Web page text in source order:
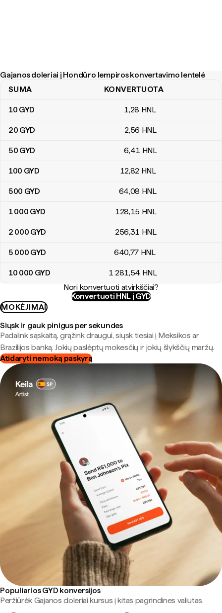
Gajanos doleriai į Hondūro lempiros konvertavimo lentelė
Gajanos doleriai į Hondūro lempiros konvertavimo lentelė
SUMA KONVERTUOTA
10 GYD 1,28 HNL
20 GYD 2,56 HNL
50 GYD 6,41 HNL
100 GYD 12,82 HNL
500 GYD 64,08 HNL
1 000 GYD 128,15 HNL
2 000 GYD 256,31 HNL
5 000 GYD 640,77 HNL
10 000 GYD 1 281,54 HNL
Nori konvertuoti atvirkščiai?
Konvertuoti HNL į GYD
MOKĖJIMAI
Siųsk ir gauk pinigus per sekundes
Padalink sąskaitą, grąžink draugui, siųsk tiesiai į Meksikos ar
Brazilijos banką. Jokių paslėptų mokesčių ir jokių šlykščių maržų.
Atidaryti nemoką paskyrą
Populiarios GYD konversijos
Peržiūrėk Gajanos doleriai kursus į kitas pagrindines valiutas.